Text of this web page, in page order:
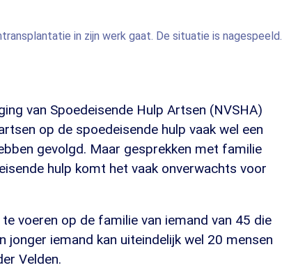
in zijn werk gaat. De situatie is nagespeeld.
van Spoedeisende Hulp Artsen (NVSHA)
op de spoedeisende hulp vaak wel een
gevolgd. Maar gesprekken met familie
hulp komt het vaak onverwachts voor
voeren op de familie van iemand van 45 die
jonger iemand kan uiteindelijk wel 20 mensen
Velden.